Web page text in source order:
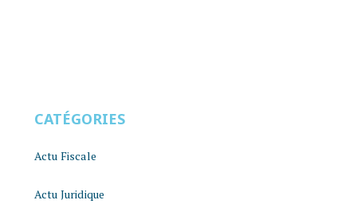
CATÉGORIES
Actu Fiscale
Actu Juridique